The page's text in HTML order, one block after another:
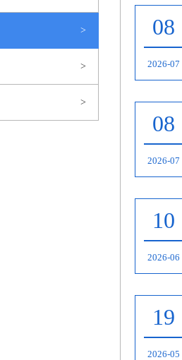
08
2026-07
08
2026-07
10
2026-06
19
2026-05